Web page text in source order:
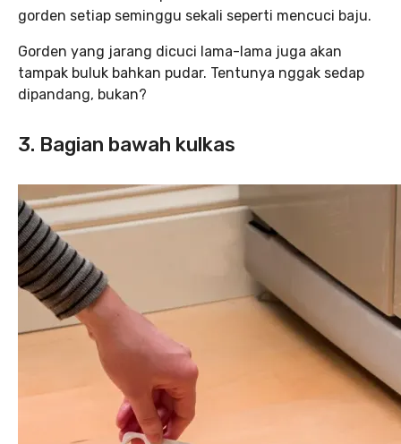
gorden setiap seminggu sekali seperti mencuci baju.
Gorden yang jarang dicuci lama-lama juga akan
tampak buluk bahkan pudar. Tentunya nggak sedap
dipandang, bukan?
3. Bagian bawah kulkas